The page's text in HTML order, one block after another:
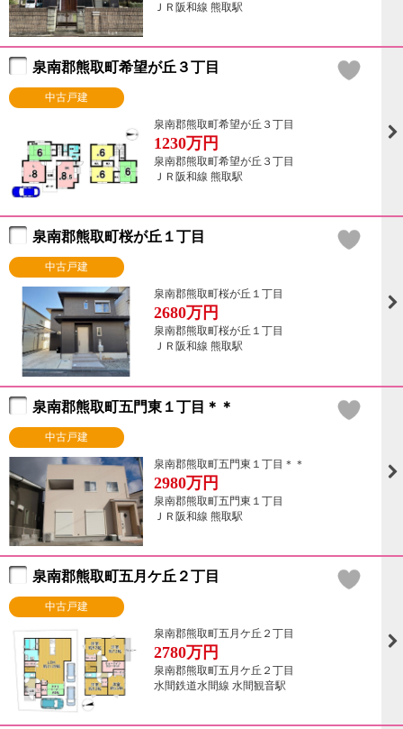
ＪＲ阪和線 熊取駅
泉南郡熊取町希望が丘３丁目
中古戸建
泉南郡熊取町希望が丘３丁目
1230万円
泉南郡熊取町希望が丘３丁目
ＪＲ阪和線 熊取駅
泉南郡熊取町桜が丘１丁目
中古戸建
泉南郡熊取町桜が丘１丁目
2680万円
泉南郡熊取町桜が丘１丁目
ＪＲ阪和線 熊取駅
泉南郡熊取町五門東１丁目＊＊
中古戸建
泉南郡熊取町五門東１丁目＊＊
2980万円
泉南郡熊取町五門東１丁目
ＪＲ阪和線 熊取駅
泉南郡熊取町五月ケ丘２丁目
中古戸建
泉南郡熊取町五月ケ丘２丁目
2780万円
泉南郡熊取町五月ケ丘２丁目
水間鉄道水間線 水間観音駅